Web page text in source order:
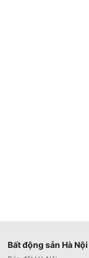
Bất động sản Hà Nội